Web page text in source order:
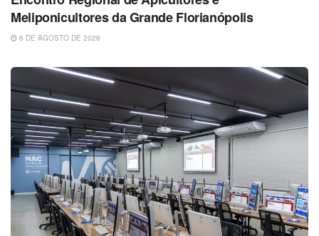
Meliponicultores da Grande Florianópolis
6 DE AGOSTO DE 2026